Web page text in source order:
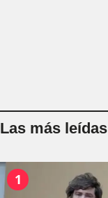
Las más leídas
1